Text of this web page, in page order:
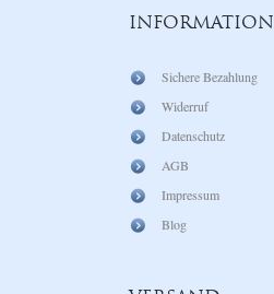
INFORMATION
Sichere Bezahlung
Widerruf
Datenschutz
AGB
Impressum
Blog